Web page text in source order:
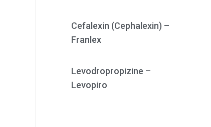
Cefalexin (Cephalexin) –
Franlex
Levodropropizine –
Levopiro